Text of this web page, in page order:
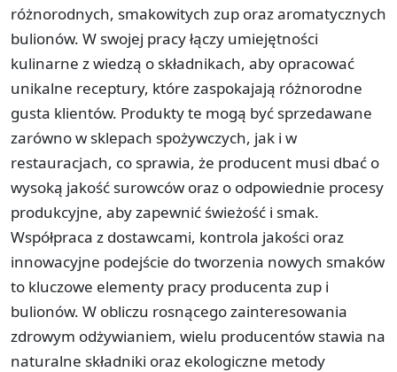
różnorodnych, smakowitych zup oraz aromatycznych
bulionów. W swojej pracy łączy umiejętności
kulinarne z wiedzą o składnikach, aby opracować
unikalne receptury, które zaspokajają różnorodne
gusta klientów. Produkty te mogą być sprzedawane
zarówno w sklepach spożywczych, jak i w
restauracjach, co sprawia, że producent musi dbać o
wysoką jakość surowców oraz o odpowiednie procesy
produkcyjne, aby zapewnić świeżość i smak.
Współpraca z dostawcami, kontrola jakości oraz
innowacyjne podejście do tworzenia nowych smaków
to kluczowe elementy pracy producenta zup i
bulionów. W obliczu rosnącego zainteresowania
zdrowym odżywianiem, wielu producentów stawia na
naturalne składniki oraz ekologiczne metody